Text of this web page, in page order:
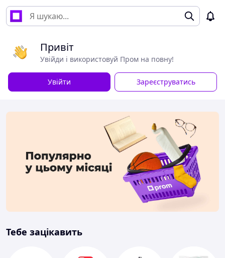
Привіт
Увійди і використовуй Пром на повну!
Увійти Зареєструватись
Тебе зацікавить